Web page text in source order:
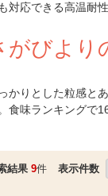
対応できる高温耐
がびより
かりとした粒感と
食味ランキングで
結果 9件 表示件数